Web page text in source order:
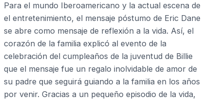
Para el mundo Iberoamericano y la actual escena de
el entretenimiento, el mensaje póstumo de Eric Dane
se abre como mensaje de reflexión a la vida. Así, el
corazón de la familia explicó al evento de la
celebración del cumpleaños de la juventud de Billie
que el mensaje fue un regalo inolvidable de amor de
su padre que seguirá guiando a la familia en los años
por venir. Gracias a un pequeño episodio de la vida,